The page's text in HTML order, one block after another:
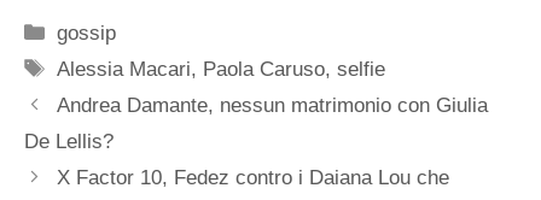
Categorie
gossip
Tag
Alessia Macari, Paola Caruso,selfie
Andrea Damante, nessun matrimonio con Giulia
De Lellis?
X Factor 10, Fedez contro i Daiana Lou che